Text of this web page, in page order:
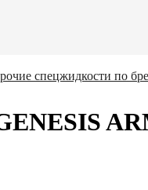
спецжидкости по